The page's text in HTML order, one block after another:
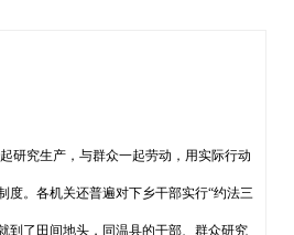
研究生产，与群众一起劳动，用实际行动
度。各机关还普遍对下乡干部实行“约法三
到了田间地头，同温县的干部、群众研究